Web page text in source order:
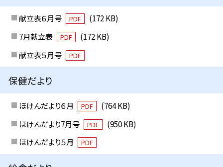
献立表６月号 PDF
(172 KB)
7月献立表
PDF
(172 KB)
献立表５月号
PDF
保健だより
ほけんだより６月 PDF
(764 KB)
ほけんだより7月号
PDF
(950 KB)
ほけんだより５月
PDF